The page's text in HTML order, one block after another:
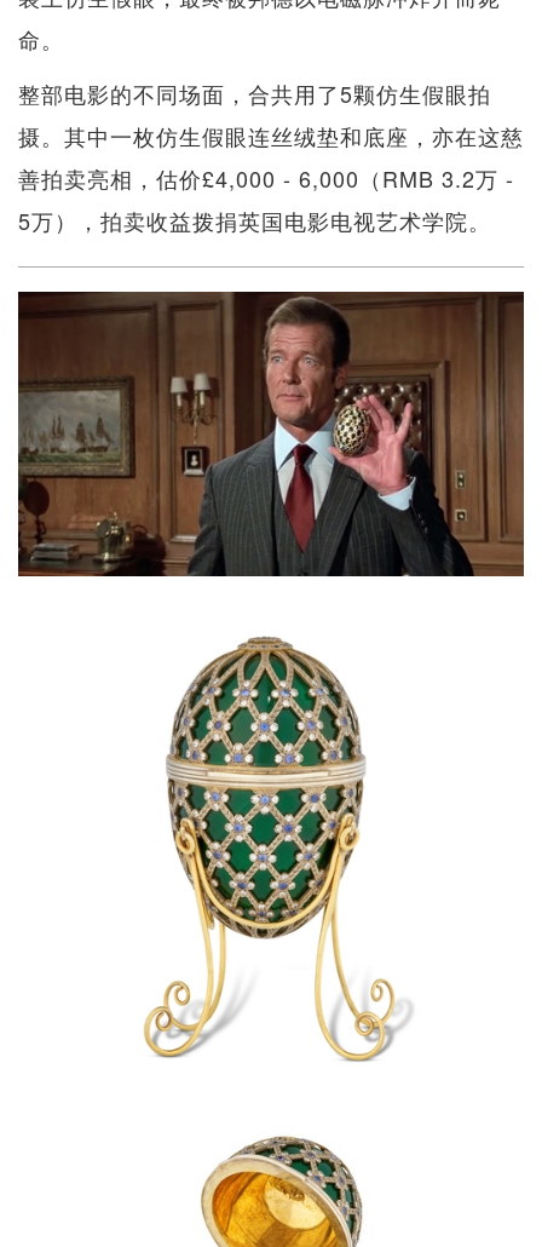
命。
整部电影的不同场面，合共用了5颗仿生假眼拍
摄。其中一枚仿生假眼连丝绒垫和底座，亦在这慈
善拍卖亮相，估价£4,000 - 6,000（RMB 3.2万 -
5万），拍卖收益拨捐英国电影电视艺术学院。